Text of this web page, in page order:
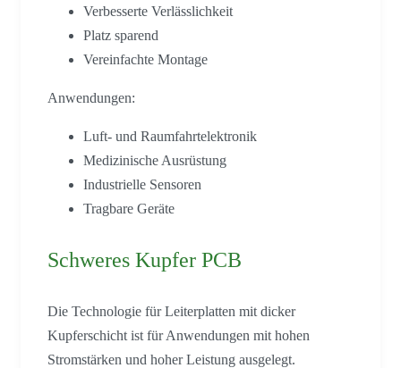
Verbesserte Verlässlichkeit
Platz sparend
Vereinfachte Montage
Anwendungen:
Luft- und Raumfahrtelektronik
Medizinische Ausrüstung
Industrielle Sensoren
Tragbare Geräte
Schweres Kupfer PCB
Die Technologie für Leiterplatten mit dicker
Kupferschicht ist für Anwendungen mit hohen
Stromstärken und hoher Leistung ausgelegt.